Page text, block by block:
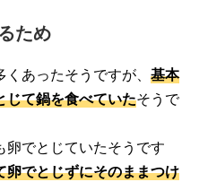
ため
あったそうですが、 基本
じて鍋を食べていたそうで
卵でとじていたそうです
卵でとじずにそのままつけ